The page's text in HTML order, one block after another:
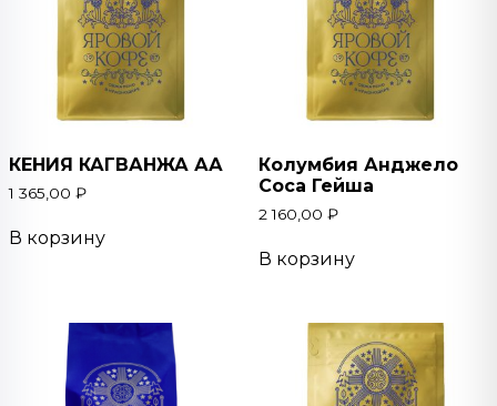
КЕНИЯ КАГВАНЖА АА
1 365,00 ₽
В корзину
Колумбия Анджело
Соса Гейша
2 160,00 ₽
В корзину